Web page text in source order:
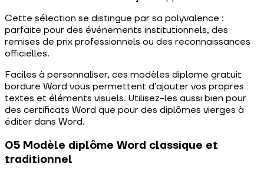
Cette sélection se distingue par sa polyvalence :
parfaite pour des événements institutionnels, des
remises de prix professionnels ou des reconnaissances
officielles.
Faciles à personnaliser, ces modèles diplome gratuit
bordure Word vous permettent d’ajouter vos propres
textes et éléments visuels. Utilisez-les aussi bien pour
des certificats Word que pour des diplômes vierges à
éditer dans Word.
05 Modèle diplôme Word classique et
traditionnel